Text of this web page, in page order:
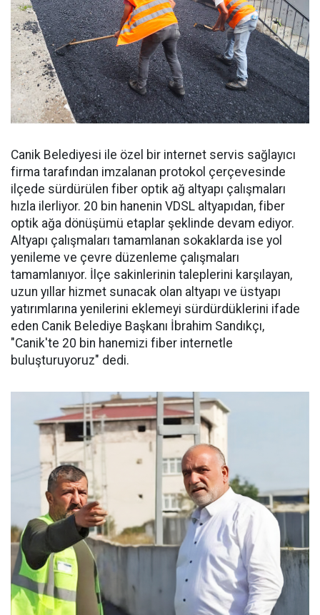
Canik Belediyesi ile özel bir internet servis sağlayıcı
firma tarafından imzalanan protokol çerçevesinde
ilçede sürdürülen fiber optik ağ altyapı çalışmaları
hızla ilerliyor. 20 bin hanenin VDSL altyapıdan, fiber
optik ağa dönüşümü etaplar şeklinde devam ediyor.
Altyapı çalışmaları tamamlanan sokaklarda ise yol
yenileme ve çevre düzenleme çalışmaları
tamamlanıyor. İlçe sakinlerinin taleplerini karşılayan,
uzun yıllar hizmet sunacak olan altyapı ve üstyapı
yatırımlarına yenilerini eklemeyi sürdürdüklerini ifade
eden Canik Belediye Başkanı İbrahim Sandıkçı,
"Canik'te 20 bin hanemizi fiber internetle
buluşturuyoruz" dedi.